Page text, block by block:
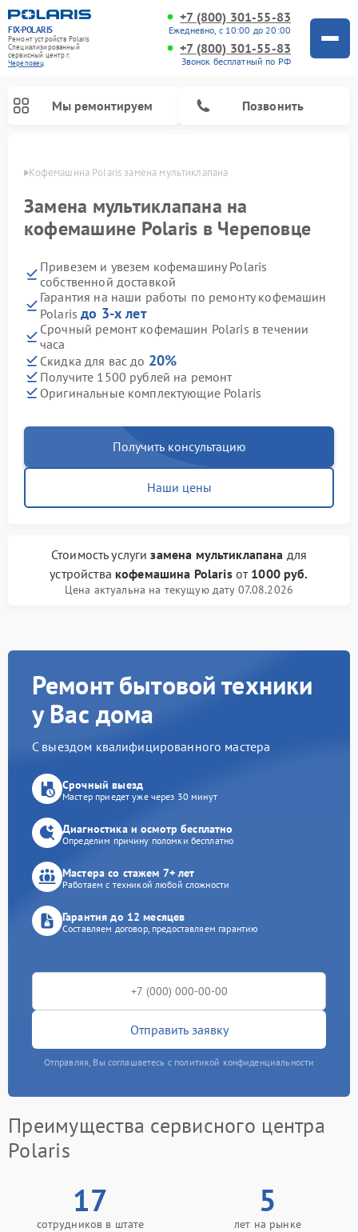
FIX-POLARIS
Ремонт устройств Polaris
Специализированный
cервисный центр г.
Череповец
+7 (800) 301-55-83
Ежедневно, с 10:00 до 20:00
+7 (800) 301-55-83
Звонок бесплатный по РФ
Мы ремонтируем Позвонить
Кофемашина Polaris замена мультиклапана
Замена мультиклапана на
кофемашине Polaris в Череповце
Привезем и увезем кофемашину Polaris
собственной доставкой
Гарантия на наши работы по ремонту кофемашин
Polarisдо 3-х лет
Срочный ремонт кофемашин Polaris в течении
часа
Скидка для вас до 20%
Получите 1500 рублей на ремонт
Оригинальные комплектующие Polaris
Получить консультацию
Наши цены
Стоимость услугизамена мультиклапана для
устройства кофемашина Polarisот 1000 руб.
Цена актуальна на текущую дату 07.08.2026
Ремонт бытовой техники
у Вас дома
С выездом квалифицированного мастера
Срочный выезд
Мастер приедет уже через 30 минут
Диагностика и осмотр бесплатно
Определим причину поломки бесплатно
Мастера со стажем 7+ лет
Работаем с техникой любой сложности
Гарантия до 12 месяцев
Составляем договор, предоставляем гарантию
Отправить заявку
Отправляя, Вы соглашаетесь с политикой конфиденциальности
Преимущества сервисного центра
Polaris
17
сотрудников в штате
5
лет на рынке